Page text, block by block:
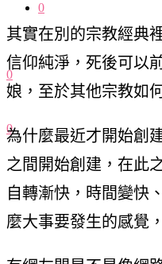
0
0
0
其實在別的宗教經典
信仰純淨，死後可以
娘，至於其他宗教如
為什麼最近才開始創
之間開始創建，在此
自轉漸快，時間變快
麼大事要發生的感覺